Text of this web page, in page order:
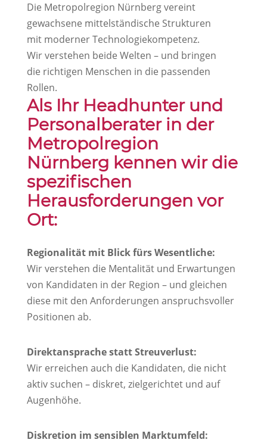
Die Metropolregion Nürnberg vereint
gewachsene mittelständische Strukturen
mit moderner Technologiekompetenz.
Wir verstehen beide Welten – und bringen
die richtigen Menschen in die passenden
Rollen.
Als Ihr Headhunter und
Personalberater in der
Metropolregion
Nürnberg kennen wir die
spezifischen
Herausforderungen vor
Ort:
Regionalität mit Blick fürs Wesentliche:
Wir verstehen die Mentalität und Erwartungen
von Kandidaten in der Region – und gleichen
diese mit den Anforderungen anspruchsvoller
Positionen ab.
Direktansprache statt Streuverlust:
Wir erreichen auch die Kandidaten, die nicht
aktiv suchen – diskret, zielgerichtet und auf
Augenhöhe.
Diskretion im sensiblen Marktumfeld: